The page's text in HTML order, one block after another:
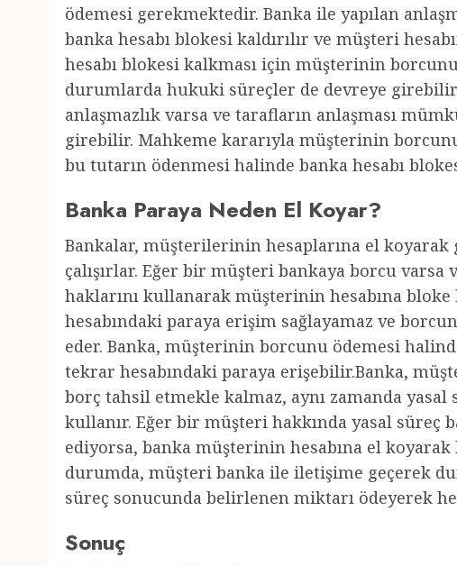
ödemesi gerekmektedir. Banka ile yapılan
banka hesabı blokesi kaldırılır ve müşteri
hesabı blokesi kalkması için müşterinin
durumlarda hukuki süreçler de devreye
anlaşmazlık varsa ve tarafların anlaşması
girebilir. Mahkeme kararıyla müşterinin
bu tutarın ödenmesi halinde banka hesabı
Banka Paraya Neden El Koyar?
Bankalar, müşterilerinin hesaplarına el koyarak
çalışırlar. Eğer bir müşteri bankaya borcu varsa
haklarını kullanarak müşterinin hesabına
hesabındaki paraya erişim sağlayamaz ve
eder. Banka, müşterinin borcunu ödemesi
tekrar hesabındaki paraya erişebilir.Banka,
borç tahsil etmekle kalmaz, aynı zamanda
kullanır. Eğer bir müşteri hakkında yasal süreç
ediyorsa, banka müşterinin hesabına el
durumda, müşteri banka ile iletişime geçerek
süreç sonucunda belirlenen miktarı ödeyerek
Sonuç